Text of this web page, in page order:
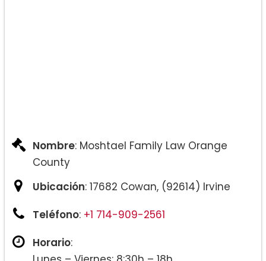
Nombre: Moshtael Family Law Orange
County
Ubicación: 17682 Cowan, (92614) Irvine
Teléfono: +1 714-909-2561
Horario: